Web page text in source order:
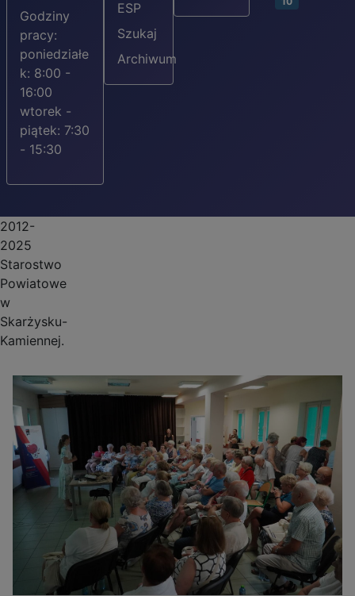
Godziny
pracy:
poniedziałe
k: 8:00 -
16:00
wtorek -
piątek: 7:30
- 15:30
ESP
Szukaj
Archiwum
2012-
2025
Starostwo
Powiatowe
w
Skarżysku-
Kamiennej.